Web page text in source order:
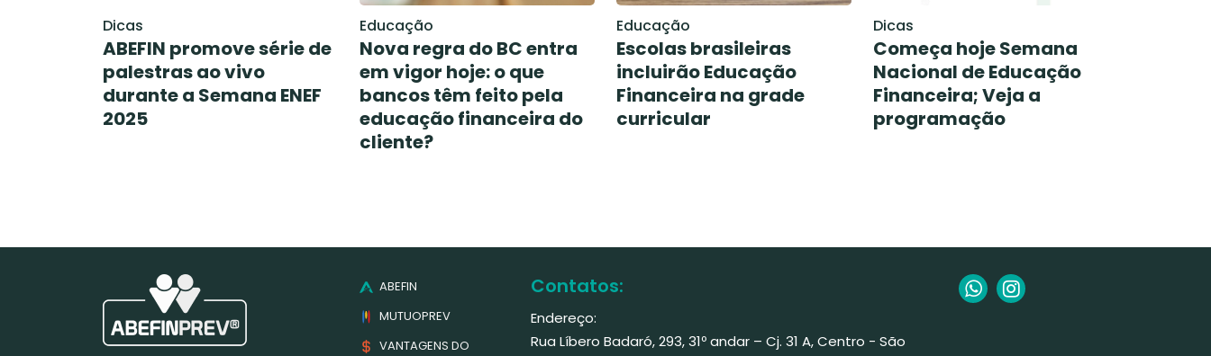
Dicas
ABEFIN promove série de
palestras ao vivo
durante a Semana ENEF
2025
Educação
Nova regra do BC entra
em vigor hoje: o que
bancos têm feito pela
educação financeira do
cliente?
Educação
Escolas brasileiras
incluirão Educação
Financeira na grade
curricular
Dicas
Começa hoje Semana
Nacional de Educação
Financeira; Veja a
programação
ABEFIN
MUTUOPREV
VANTAGENS DO
Contatos:
Endereço:
Rua Líbero Badaró, 293, 31º andar – Cj. 31 A, Centro - São